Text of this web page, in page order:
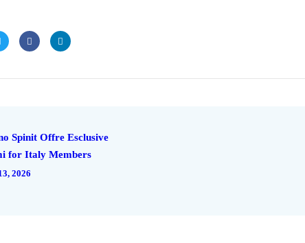
Spinit Offre Esclusive
for Italy Members
2026